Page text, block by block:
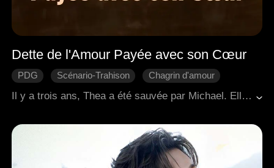
Dette de l'Amour Payée avec son Cœur
PDG Scénario-Trahison
Chagrin d'amour
Romance moderne
Il y a trois ans, Thea a été sauvée par Michael. Elle a travaillé pour le soutenir, a économisé pour son opération chirurgicale et est tombée amoureuse. Ignorante du fait que cela n'était qu'un pari perdu de sa part, Michael a profité d'une fille pauvre en la faisant subvenir à ses besoins. Lorsque la vérité a éclaté, Thea a mis fin à leur relation. Déchiré entre sa fierté et son désir, Michael l'a harcelée pour qu'elle revienne. Le frère adoptif de Thea, Josh, se souciait sincèrement d'elle, ce qui a suscité la jalousie de Michael. La fiancée de Michael, consumée par l'envie, a organisé un accident de voiture pour tuer Thea. Les deux hommes sont venus à son secours, mais Josh avait besoin d'une transplantation cardiaque pour survivre. Thea a juré de mourir avec Josh s'il ne s'en sortait pas. Réalisant qu'il l'avait perdue pour toujours, Michael a donné son propre cœur pour sauver Josh, lui permettant de rester avec Thea pour la vie.